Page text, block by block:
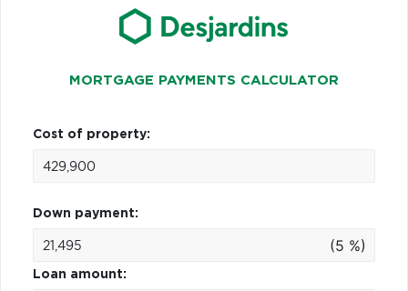
MORTGAGE PAYMENTS CALCULATOR
Cost of property:
Down payment:
(5 %)
Loan amount: